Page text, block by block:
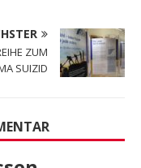
ZUM
SUIZID